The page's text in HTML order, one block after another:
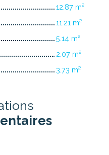
12.87 m²
11.21 m²
5.14 m²
2.07 m²
3.73 m²